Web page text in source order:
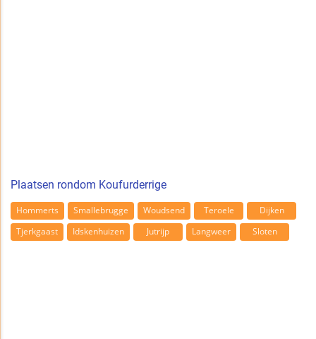
Plaatsen rondom Koufurderrige
Hommerts Smallebrugge Woudsend Teroele
Dijken
Tjerkgaast
Idskenhuizen Jutrijp Langweer Sloten